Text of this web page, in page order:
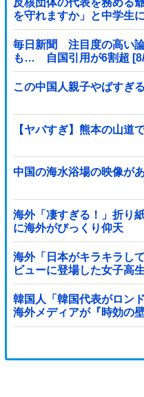
を守れますか」と中学生
毎日新聞 注目度の高い
も… 自国引用が6割超
この中国人親子やばすぎ
【ヤバすぎ】熊本の山道
中国の海水浴場の映像が
海外「凄すぎる！」折り
に海外がびっくり仰天
海外「日本がキラキラし
ビューに登場した女子高
韓国人「韓国代表がロン
海外メディアが『時効の
り得る』と報道！」